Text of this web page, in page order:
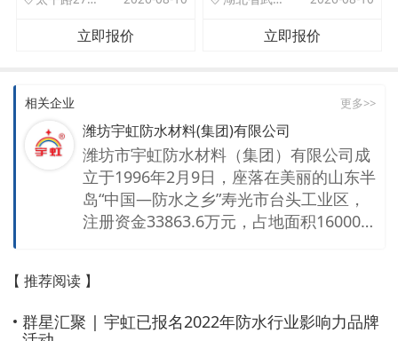
立即报价 立即报价
相关企业 更多>>
潍坊宇虹防水材料(集团)有限公司
潍坊市宇虹防水材料（集团）有限公司成
立于1996年2月9日，座落在美丽的山东半
岛“中国—防水之乡”寿光市台头工业区，
注册资金33863.6万元，占地面积160000
售、施工于一体的中国综合实力较强的防
水材料企业之一。宇虹集团的高效运作，
离不开优秀的平台支撑。到目前为止，集
【 推荐阅读 】
群星汇聚 | 宇虹已报名2022年防水行业影响力品牌